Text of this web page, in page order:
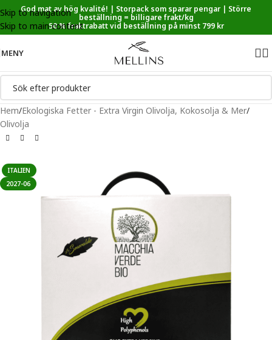
Skip to navigation
Skip to main content
Sänkt matmoms! I kassan dras automatiskt 5,35 % av från alla
varor.
God mat av hög kvalité! | Storpack som sparar pengar | Större
beställning = billigare frakt/kg
50 % fraktrabatt vid beställning på minst 799 kr
MENY
Hem/Ekologiska Fetter - Extra Virgin Olivolja, Kokosolja & Mer/
Olivolja
ITALIEN
2027-06